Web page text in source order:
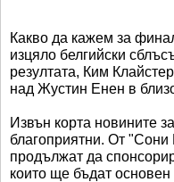
Какво да кажем за
изцяло белгийски
резултата, Ким
над Жустин Енен в
Извън корта новините
благоприятни. От
продължат да
които ще бъдат